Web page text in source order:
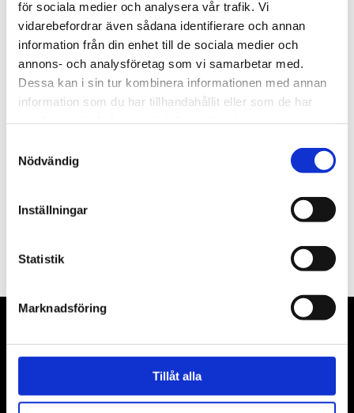
för sociala medier och analysera vår trafik. Vi
vidarebefordrar även sådana identifierare och annan
information från din enhet till de sociala medier och
annons- och analysföretag som vi samarbetar med.
Dessa kan i sin tur kombinera informationen med annan
information som du har tillhandahållit eller som de har
Nödvändig
Inställningar
Statistik
Marknadsföring
Tillåt alla
Finns i lager
Adress: Elementvägen 7, 702 27 Örebro